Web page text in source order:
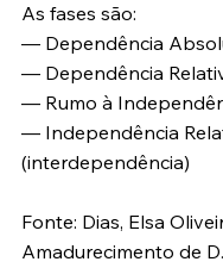
As fases são:
— Dependência
— Dependência
— Rumo à
— Independência
(interdependência)
Fonte: Dias, Elsa
Amadurecimento de